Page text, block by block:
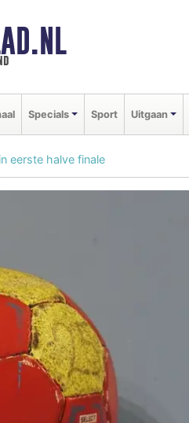
Specials Sport Uitgaan
eerste halve finale